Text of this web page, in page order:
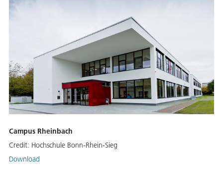
Campus Rheinbach
Credit: Hochschule Bonn-Rhein-Sieg
Download